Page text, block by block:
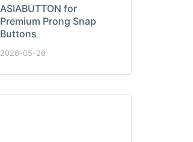
ASIABUTTON for
Premium Prong Snap
Buttons
2026-05-26